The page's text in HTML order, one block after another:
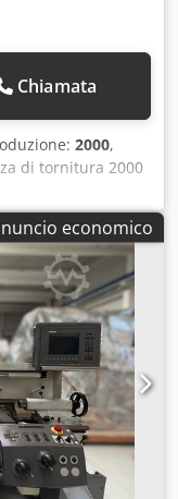
Chiamata
2000,
di tornitura 2000
di rotazione
del mandrino
di
Ssa Corsa del
Potenza totale
4300 kg Spazio
tornio a ciclo
di tutti gli
di
20-145 mm - 1
piastra frontale -
mandrino a cuneo
- Vari
economico